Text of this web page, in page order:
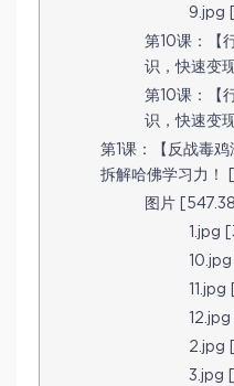
9.jpg
第10课：【
识，快速变
第10课：【
识，快速变
第1课：【反战毒
拆解哈佛学习力！
图片
1.jpg
2.jpg
3.jpg